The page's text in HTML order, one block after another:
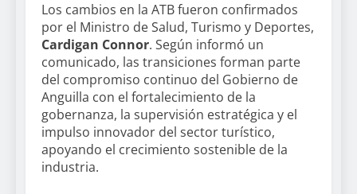
Los cambios en la ATB fueron confirmados
por el Ministro de Salud, Turismo y Deportes,
Cardigan Connor. Según informó un
comunicado, las transiciones forman parte
del compromiso continuo del Gobierno de
Anguilla con el fortalecimiento de la
gobernanza, la supervisión estratégica y el
impulso innovador del sector turístico,
apoyando el crecimiento sostenible de la
industria.